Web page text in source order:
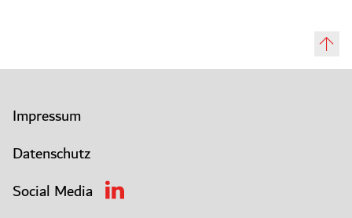
Impressum
Datenschutz
Social Media